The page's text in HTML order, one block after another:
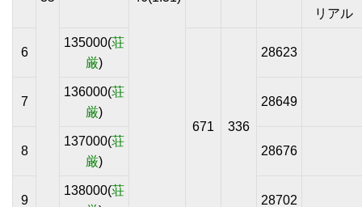
リアル
6
135000(荘
厳)
671 336
28623
7
136000(荘
厳)
28649
8
137000(荘
厳)
28676
9
138000(荘
28702